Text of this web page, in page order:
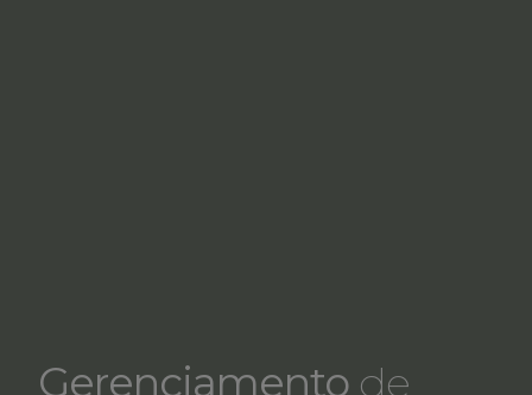
Gerenciamento de